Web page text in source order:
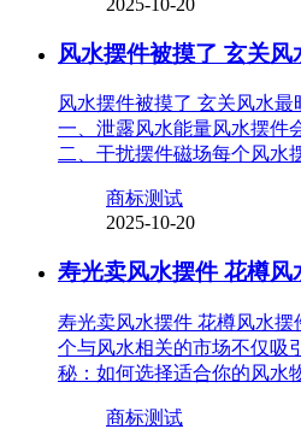
2025-10-20
风水摆件被摸了 玄关风
风水摆件被摸了 玄关风水
一、泄露风水能量风水摆件
二、干扰摆件磁场每个风水
商标测试
2025-10-20
寿光卖风水摆件 花樽风
寿光卖风水摆件 花樽风水
个与风水相关的市场不仅吸
秘：如何选择适合你的风水
商标测试